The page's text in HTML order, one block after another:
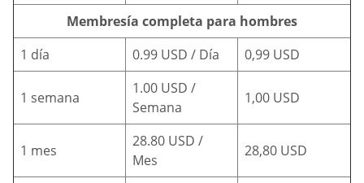
Membresía completa para hombres
1 día
0.99 USD / Día 0,99 USD
1 semana
1.00 USD /
Semana
1,00 USD
1 mes
28.80 USD /
Mes
28,80 USD